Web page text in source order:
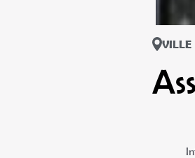
VILLE